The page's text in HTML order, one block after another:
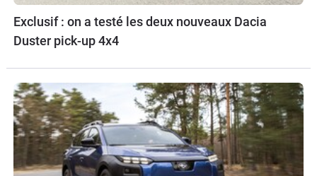
Exclusif : on a testé les deux nouveaux Dacia
Duster pick-up 4x4